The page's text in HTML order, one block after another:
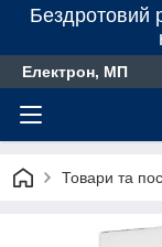
Бездротовий
Електрон, МП
Товари та